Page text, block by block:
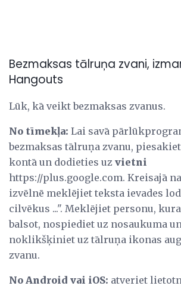
Bezmaksas tālruņa zvani,
Hangouts
Lūk, kā veikt bezmaksas zvanus.
No tīmekļa: Lai savā
bezmaksas tālruņa zvanu,
kontā un dodieties uz vietni
https://plus.google.com. Kreisajā
izvēlnē meklējiet teksta ievades
cilvēkus ...". Meklējiet personu,
balsot, nospiediet uz nosaukuma
noklikšķiniet uz tālruņa ikonas
zvanu.
No Android vai iOS: atveriet